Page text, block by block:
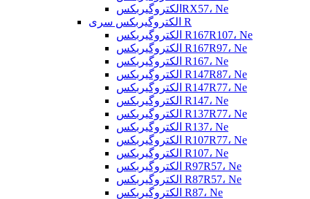
الکتروگیربکسRX57، Ne
الکتروگیربکس سری R
الکتروگیربکس R167R107، Ne
الکتروگیربکس R167R97، Ne
الکتروگیربکس R167، Ne
الکتروگیربکس R147R87، Ne
الکتروگیربکس R147R77، Ne
الکتروگیربکس R147، Ne
الکتروگیربکس R137R77، Ne
الکتروگیربکس R137، Ne
الکتروگیربکس R107R77، Ne
الکتروگیربکس R107، Ne
الکتروگیربکس R97R57، Ne
الکتروگیربکس R87R57، Ne
الکتروگیربکس R87، Ne